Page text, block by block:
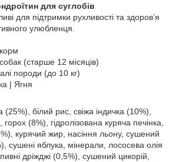
для суглобів
для підтримки рухливості та здоров’я
улюбленця.
(старше 12 місяців)
породи (до 10 кг)
| Ягня
(25%), білий рис, свіжа індичка (10%),
(8%), гідролізована куряча печінка,
курячий жир, насіння льону, сушений
сушені яблука, мінерали, лососева олія
дріжджі (0,5%), сушений цикорій,